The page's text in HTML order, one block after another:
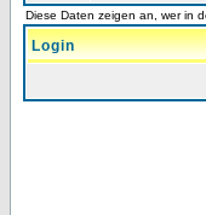
Diese Daten zeigen an, wer in
Login